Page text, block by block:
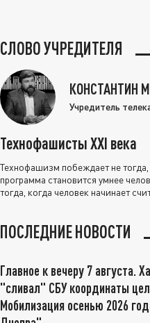
СЛОВО УЧРЕДИТЕЛЯ
КОНСТАНТИН
Учредитель
Технофашисты XXI века
Технофашизм побеждает не
программа становится умнее
тогда, когда человек начинает
ПОСЛЕДНИЕ НОВОСТИ
Главное к вечеру 7 августа.
"сливал" СБУ координаты
Мобилизация осенью 2026